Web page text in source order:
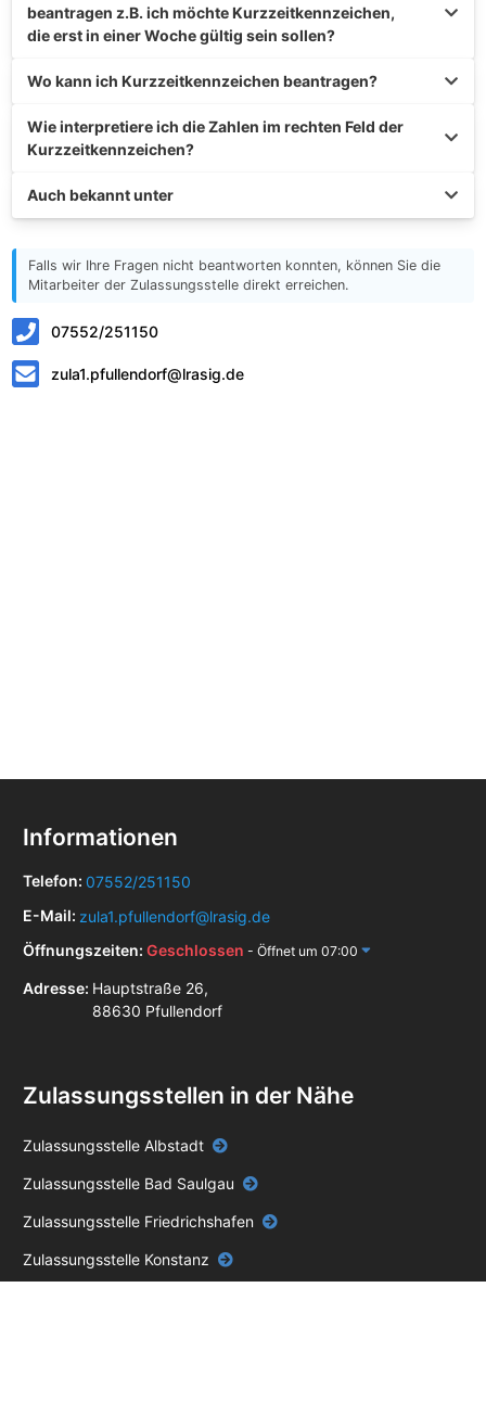
beantragen z.B. ich möchte Kurzzeitkennzeichen,
die erst in einer Woche gültig sein sollen?
Wo kann ich Kurzzeitkennzeichen beantragen?
Wie interpretiere ich die Zahlen im rechten Feld der
Kurzzeitkennzeichen?
Auch bekannt unter
Falls wir Ihre Fragen nicht beantworten konnten, können Sie die
Mitarbeiter der Zulassungsstelle direkt erreichen.
07552/251150
zula1.pfullendorf@lrasig.de
Informationen
Telefon: 07552/251150
E-Mail: zula1.pfullendorf@lrasig.de
Öffnungszeiten: Geschlossen - Öffnet um 07:00
Adresse: Hauptstraße 26,
88630 Pfullendorf
Zulassungsstellen in der Nähe
Zulassungsstelle Albstadt
Zulassungsstelle Bad Saulgau
Zulassungsstelle Friedrichshafen
Zulassungsstelle Konstanz